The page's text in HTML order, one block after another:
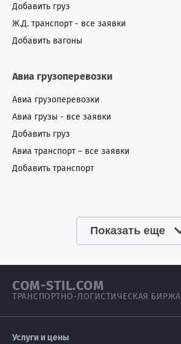
Добавить груз
Ж.Д. транспорт - все заявки
Добавить вагоны
Авиа грузоперевозки
Авиа грузоперевозки
Авиа грузы - все заявки
Добавить груз
Авиа транспорт – все заявки
Добавить транспорт
Показать еще
COM-STIL.COM
ТРАНСПОРТНО-ЛОГИСТИЧЕСКАЯ БИРЖА
Услуги и цены